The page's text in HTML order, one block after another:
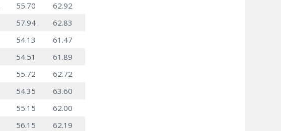
55.70
62.92
57.94
62.83
54.13
61.47
54.51
61.89
55.72
62.72
54.35
63.60
55.15
62.00
56.15
62.19